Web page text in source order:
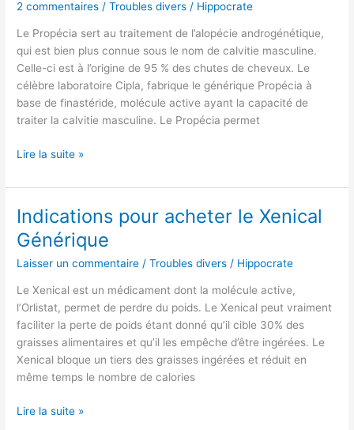
2 commentaires /Troubles divers / Hippocrate
Le Propécia sert au traitement de l’alopécie androgénétique,
qui est bien plus connue sous le nom de calvitie masculine.
Celle-ci est à l’origine de 95 % des chutes de cheveux. Le
célèbre laboratoire Cipla, fabrique le générique Propécia à
base de finastéride, molécule active ayant la capacité de
traiter la calvitie masculine. Le Propécia permet
le
Propécia
Lire la suite »
Indications pour acheter le Xenical
Générique
Laisser un commentaire /Troubles divers / Hippocrate
Le Xenical est un médicament dont la molécule active,
l’Orlistat, permet de perdre du poids. Le Xenical peut vraiment
faciliter la perte de poids étant donné qu’il cible 30% des
graisses alimentaires et qu’il les empêche d’être ingérées. Le
Xenical bloque un tiers des graisses ingérées et réduit en
même temps le nombre de calories
Indications
pour
acheter
le
Lire la suite »